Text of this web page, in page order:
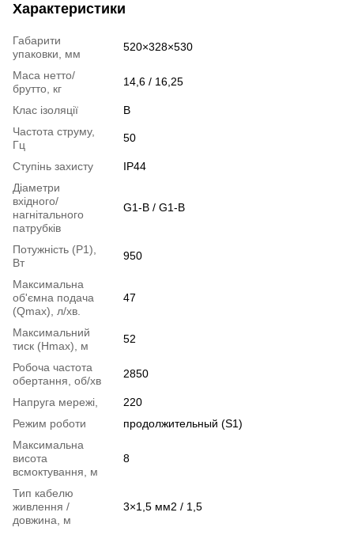
Характеристики
Габарити
упаковки, мм
520×328×530
Маса нетто/
брутто, кг
14,6 / 16,25
Клас ізоляції
B
Частота струму,
Гц
50
Ступінь захисту
IP44
Діаметри
вхідного/
нагнітального
патрубків
G1-B / G1-B
Потужність (Р1),
Вт
950
Максимальна
об'ємна подача
(Qmax), л/хв.
47
Максимальний
тиск (Нmax), м
52
Робоча частота
обертання, об/хв
2850
Напруга мережі,
220
Режим роботи
продолжительный (S1)
Максимальна
висота
всмоктування, м
8
Тип кабелю
живлення /
довжина, м
3×1,5 мм2 / 1,5